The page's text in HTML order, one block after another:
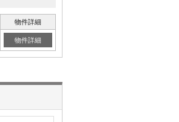
物件詳細
物件詳細